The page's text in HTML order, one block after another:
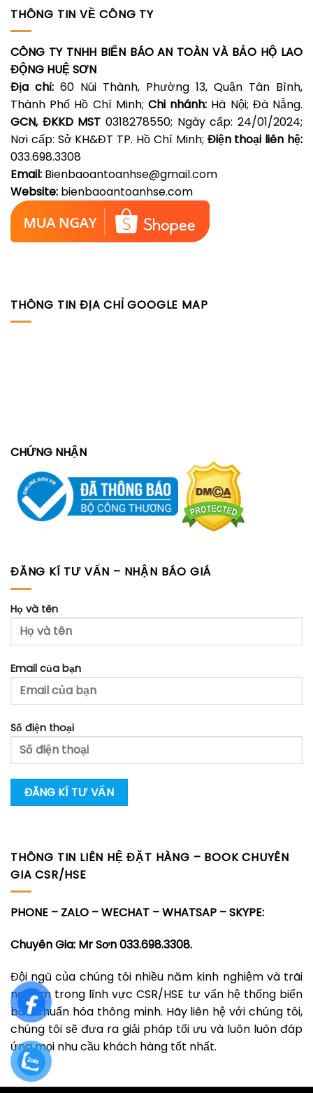
THÔNG TIN VỀ CÔNG TY
CÔNG TY TNHH BIỂN BÁO AN TOÀN VÀ BẢO HỘ LAO
ĐỘNG HUỆ SƠN
Địa chỉ: 60 Núi Thành, Phường 13, Quận Tân Bình,
Thành Phố Hồ Chí Minh; Chi nhánh: Hà Nội; Đà Nẵng.
GCN, ĐKKD MST 0318278550; Ngày cấp: 24/01/2024;
Nơi cấp: Sở KH&ĐT TP. Hồ Chí Minh; Điện thoại liên hệ:
033.698.3308
Email: Bienbaoantoanhse@gmail.com
Website: bienbaoantoanhse.com
THÔNG TIN ĐỊA CHỈ GOOGLE MAP
CHỨNG NHẬN
ĐĂNG KÍ TƯ VẤN – NHẬN BÁO GIÁ
Họ và tên
Email của bạn
Số điện thoại
THÔNG TIN LIÊN HỆ ĐẶT HÀNG – BOOK CHUYÊN
GIA CSR/HSE
PHONE – ZALO – WECHAT – WHATSAP – SKYPE:
Chuyên Gia: Mr Sơn 033.698.3308.
Đội ngũ của chúng tôi nhiều năm kinh nghiệm và trãi
nghiệm trong lĩnh vực CSR/HSE tư vấn hệ thống biển
báo chuẩn hóa thông minh. Hãy liên hệ với chúng tôi,
chúng tôi sẽ đưa ra giải pháp tối ưu và luôn luôn đáp
ứng mọi nhu cầu khách hàng tốt nhất.